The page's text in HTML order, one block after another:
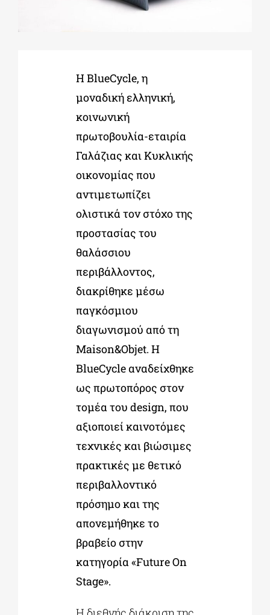
ΕΚΠΑΙΔΕΥΤΙΚΑ ΙΔΡΥΜΑΤΑ
ΠΟΛΙΤΙΣΤΙΚΟΙ ΦΟΡΕΙΣ
Η BlueCycle, η
μοναδική ελληνική,
κοινωνική
πρωτοβουλία-εταιρία
Γαλάζιας και Κυκλικής
οικονομίας που
αντιμετωπίζει
ολιστικά τον στόχο της
προστασίας του
θαλάσσιου
περιβάλλοντος,
διακρίθηκε μέσω
παγκόσμιου
διαγωνισμού από τη
Maison&Objet. Η
BlueCycle αναδείχθηκε
ως πρωτοπόρος στον
τομέα του design, που
αξιοποιεί καινοτόμες
τεχνικές και βιώσιμες
πρακτικές με θετικό
περιβαλλοντικό
πρόσημο και της
απονεμήθηκε το
βραβείο στην
κατηγορία «Future On
Stage».